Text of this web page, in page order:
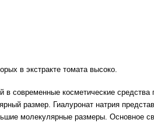
в экстракте томата высоко.
косметические средства
размер. Гиалуронат натрия
молекулярные размеры. Основное